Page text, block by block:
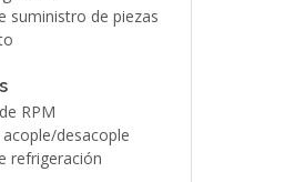
suministro de piezas
RPM
desacople
refrigeración